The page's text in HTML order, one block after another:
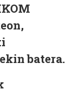
batera.